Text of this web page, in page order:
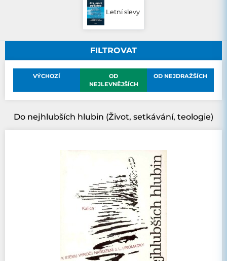
Letní slevy
FILTROVAT
VÝCHOZÍ
OD
NEJLEVNĚJŠÍCH
OD NEJDRAŽŠÍCH
Do nejhlubších hlubin (Život, setkávání, teologie)